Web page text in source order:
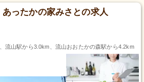
ったかの家みさとの求人
流山駅から3.0km、流山おおたかの森駅から4.2km